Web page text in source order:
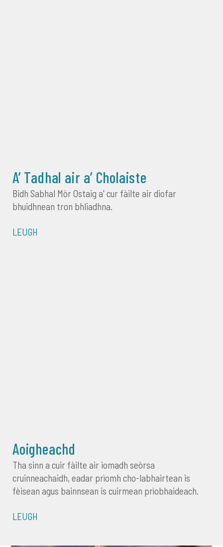
A’ Tadhal air a’ Cholaiste
Bidh Sabhal Mòr Ostaig a' cur fàilte air diofar
bhuidhnean tron bhliadhna.
LEUGH
Aoigheachd
Tha sinn a cuir fàilte air iomadh seòrsa
cruinneachaidh, eadar prìomh cho-labhairtean is
fèisean agus bainnsean is cuirmean prìobhaideach.
LEUGH